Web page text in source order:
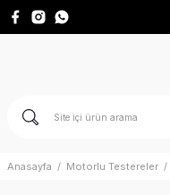
Anasayfa Motorlu Testereler